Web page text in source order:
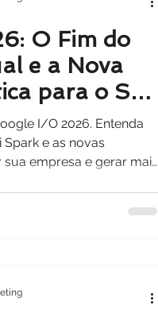
O Fim do
e a Nova
para o Seu
I/O 2026. Entenda
e as novas
empresa e gerar mais